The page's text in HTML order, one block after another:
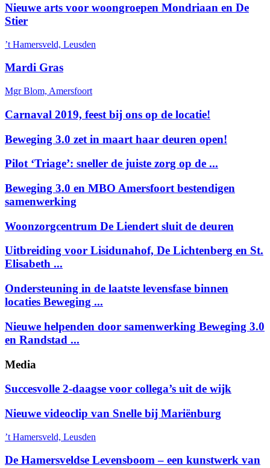
Nieuwe arts voor woongroepen Mondriaan en De
Stier
’t Hamersveld, Leusden
Mardi Gras
Mgr Blom, Amersfoort
Carnaval 2019, feest bij ons op de locatie!
Beweging 3.0 zet in maart haar deuren open!
Pilot ‘Triage’: sneller de juiste zorg op de ...
Beweging 3.0 en MBO Amersfoort bestendigen
samenwerking
Woonzorgcentrum De Liendert sluit de deuren
Uitbreiding voor Lisidunahof, De Lichtenberg en St.
Elisabeth ...
Ondersteuning in de laatste levensfase binnen
locaties Beweging ...
Nieuwe helpenden door samenwerking Beweging 3.0
en Randstad ...
Media
Succesvolle 2-daagse voor collega’s uit de wijk
Nieuwe videoclip van Snelle bij Mariënburg
’t Hamersveld, Leusden
De Hamersveldse Levensboom – een kunstwerk van